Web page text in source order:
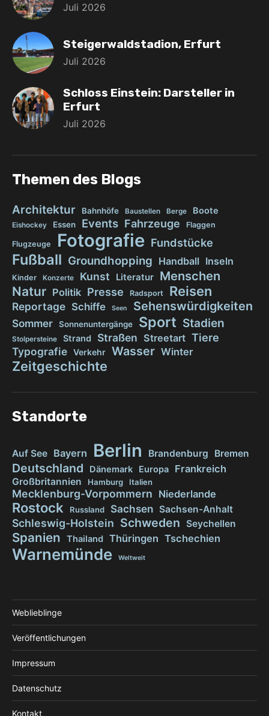
Juli 2026
Steigerwaldstadion, Erfurt
Juli 2026
Schloss Einstein: Darsteller in
Erfurt
Juli 2026
Themen des Blogs
Architektur Bahnhöfe Baustellen Berge Boote
Eishockey Essen Events Fahrzeuge Flaggen
Flugzeuge Fotografie Fundstücke
Fußball Groundhopping Handball Inseln
Kinder Konzerte Kunst Literatur Menschen
Natur Politik Presse Radsport Reisen
Reportage Schiffe Seen Sehenswürdigkeiten
Sommer Sonnenuntergänge Sport Stadien
Stolpersteine Strand Straßen Streetart Tiere
Typografie Verkehr Wasser Winter
Zeitgeschichte
Standorte
Auf See Bayern Berlin Brandenburg Bremen
Deutschland Dänemark Europa Frankreich
Großbritannien Hamburg Italien
Mecklenburg-Vorpommern Niederlande
Rostock Russland Sachsen Sachsen-Anhalt
Schleswig-Holstein Schweden Seychellen
Spanien Thailand Thüringen Tschechien
Warnemünde Weltweit
Weblieblinge
Veröffentlichungen
Impressum
Datenschutz
Kontakt